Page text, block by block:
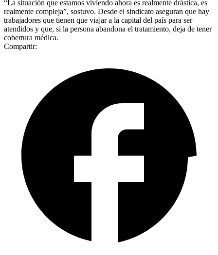
“La situación que estamos viviendo ahora es realmente drástica, es
realmente compleja”, sostuvo. Desde el sindicato aseguran que hay
trabajadores que tienen que viajar a la capital del país para ser
atendidos y que, si la persona abandona el tratamiento, deja de tener
cobertura médica.
Compartir: